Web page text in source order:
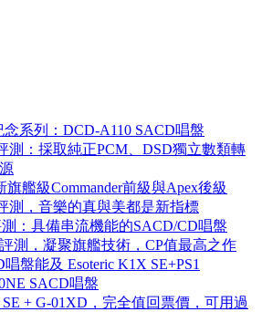
念系列：DCD-A110 SACD唱盤
測：採取純正PCM、DSD獨立數類轉
旗艦級Commander前級與Apex後級
測，音樂的真與美都是新指標
測：具備串流機能的SACD/CD唱盤
測，凝聚旗艦技術，CP值最高之作
盤能及 Esoteric K1X SE+PS1
SACD唱盤
SE + G-01XD，完全值回票價，可用過